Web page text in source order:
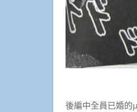
後編中全員已婚的